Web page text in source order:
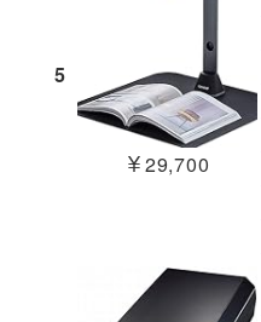
5
￥29,700